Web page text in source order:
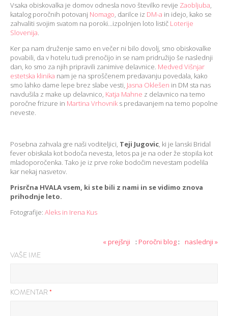
Vsaka obiskovalka je domov odnesla novo številko revije Zaobljuba,
katalog poročnih potovanj Nomago, darilce iz DM-a in idejo, kako se
zahvaliti svojim svatom na poroki...izpolnjen loto listič Loterije
Slovenija.
Ker pa nam druženje samo en večer ni bilo dovolj, smo obiskovalke
povabili, da v hotelu tudi prenočijo in se nam pridružijo še naslednji
dan, ko smo za njih pripravili zanimive delavnice. Medved Višnjar
estetska klinika nam je na sproščenem predavanju povedala, kako
smo lahko dame lepe brez slabe vesti, Jasna Oklešen in DM sta nas
navdušila z make up delavnico, Katja Mahne z delavnico na temo
poročne frizure in Martina Vrhovnik s predavanjem na temo popolne
neveste.
Posebna zahvala gre naši voditeljici, Teji Jugovic, ki je lanski Bridal
fever obiskala kot bodoča nevesta, letos pa je na oder že stopila kot
mladoporočenka. Tako je iz prve roke bodočim nevestam podelila
kar nekaj nasvetov.
Prisrčna HVALA vsem, ki ste bili z nami in se vidimo znova
prihodnje leto.
Fotografije: Aleks in Irena Kus
« prejšnji : Poročni blog : naslednji »
VAŠE IME
KOMENTAR *